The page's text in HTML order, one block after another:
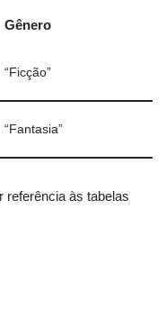
Gênero
“Ficção”
“Fantasia”
referência às tabelas